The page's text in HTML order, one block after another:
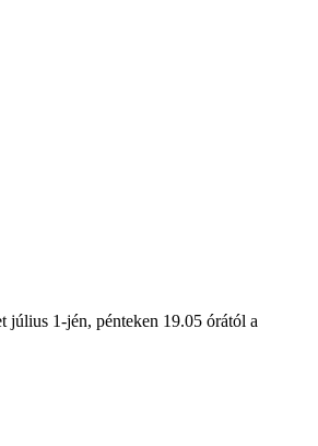
július 1-jén, pénteken 19.05 órától a